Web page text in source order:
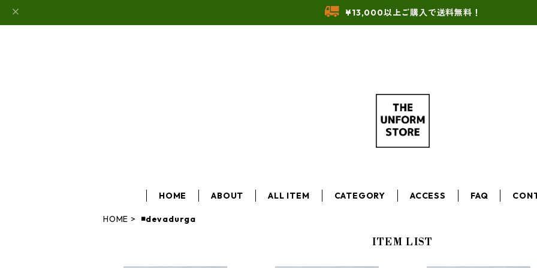
¥13,000以上ご購入で送料無料！
HOME ABOUT ALL ITEM CATEGORY ACCESS FAQ
HOME ◾️devadurga
ITEM LIST